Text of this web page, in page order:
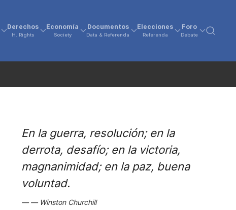
Derechos
H. Rights
Economía
Society
Documentos
Data & Referenda
Elecciones
Referenda
Foro
Debate
En la guerra, resolución; en la
derrota, desafío; en la victoria,
magnanimidad; en la paz, buena
voluntad.
Winston Churchill